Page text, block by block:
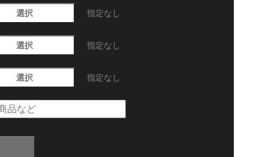
選択 指定なし
選択 指定なし
選択 指定なし